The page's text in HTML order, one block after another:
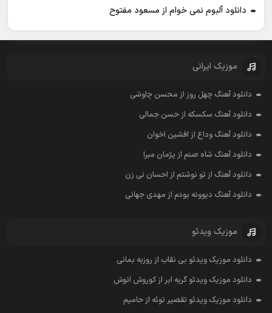
دانلود آلبوم نمی خوام از مسعود مفتوح
موزیک ایرانی
دانلود آهنگ چهل روز از محسن چاوشی
دانلود آهنگ سکسکه از حسن جمالی
دانلود آهنگ وداع از افشين اخوان
دانلود آهنگ شاه صنم از پژمان مبرا
دانلود آهنگ از تو نوشتم از احسان نی زن
دانلود آهنگ دیوونه بودم از مهدی جهانی
موزیک ویدئو
دانلود موزیک ویدئو بی نقاب از روزبه بمانی
دانلود موزیک ویدئو گریه ابر از کوروش انوش
دانلود موزیک ویدئو تقصیر توئه از حامیم